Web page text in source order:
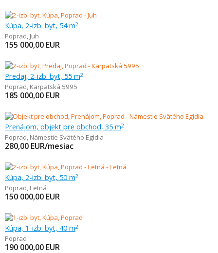
Kúpa, 2-izb. byt, 54 m2
Poprad, Juh
155 000,00 EUR
Predaj, 2-izb. byt, 55 m2
Poprad, Karpatská 5995
185 000,00 EUR
Prenájom, objekt pre obchod, 35 m2
Poprad, Námestie Svätého Egídia
280,00 EUR/mesiac
Kúpa, 2-izb. byt, 50 m2
Poprad, Letná
150 000,00 EUR
Kúpa, 1-izb. byt, 40 m2
Poprad
190 000,00 EUR